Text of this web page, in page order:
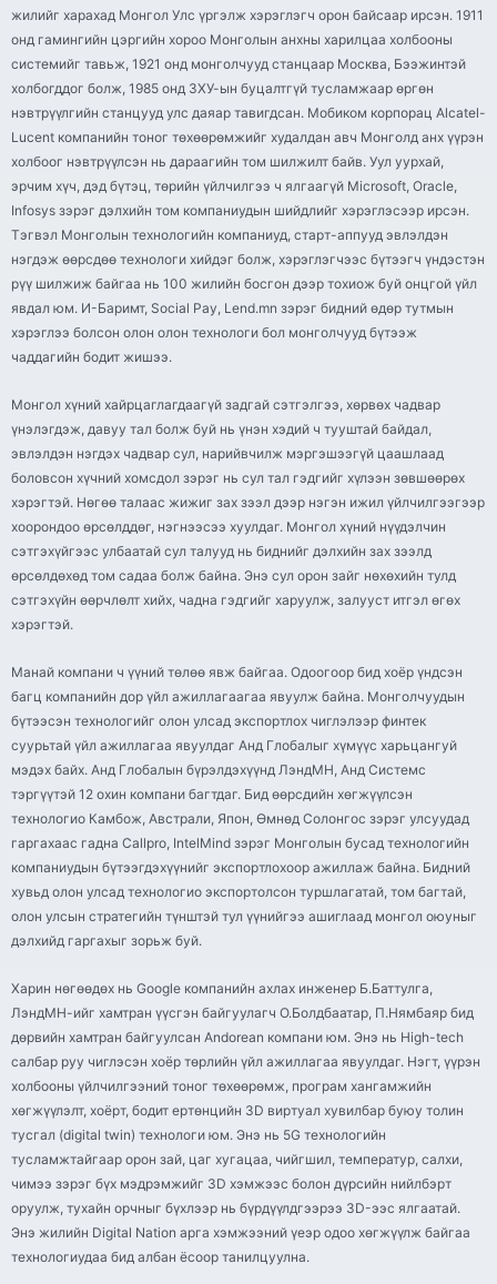
жилийг харахад Монгол Улс үргэлж хэрэглэгч орон байсаар ирсэн. 1911
онд гамингийн цэргийн хороо Монголын анхны харилцаа холбооны
системийг тавьж, 1921 онд монголчууд станцаар Москва, Бээжинтэй
холбогддог болж, 1985 онд ЗХУ-ын буцалтгүй тусламжаар өргөн
нэвтрүүлгийн станцууд улс даяар тавигдсан. Мобиком корпорац Alcatel-
Lucent компанийн тоног төхөөрөмжийг худалдан авч Монголд анх үүрэн
холбоог нэвтрүүлсэн нь дараагийн том шилжилт байв. Уул уурхай,
эрчим хүч, дэд бүтэц, төрийн үйлчилгээ ч ялгаагүй Microsoft, Oracle,
Infosys зэрэг дэлхийн том компаниудын шийдлийг хэрэглэсээр ирсэн.
Тэгвэл Монголын технологийн компаниуд, старт-аппууд эвлэлдэн
нэгдэж өөрсдөө технологи хийдэг болж, хэрэглэгчээс бүтээгч үндэстэн
рүү шилжиж байгаа нь 100 жилийн босгон дээр тохиож буй онцгой үйл
явдал юм. И-Баримт, Social Pay, Lend.mn зэрэг бидний өдөр тутмын
хэрэглээ болсон олон олон технологи бол монголчууд бүтээж
чаддагийн бодит жишээ.
Монгол хүний хайрцаглагдаагүй задгай сэтгэлгээ, хөрвөх чадвар
үнэлэгдэж, давуу тал болж буй нь үнэн хэдий ч тууштай байдал,
эвлэлдэн нэгдэх чадвар сул, нарийвчилж мэргэшээгүй цаашлаад
боловсон хүчний хомсдол зэрэг нь сул тал гэдгийг хүлээн зөвшөөрөх
хэрэгтэй. Нөгөө талаас жижиг зах зээл дээр нэгэн ижил үйлчилгээгээр
хоорондоо өрсөлддөг, нэгнээсээ хуулдаг. Монгол хүний нүүдэлчин
сэтгэхүйгээс улбаатай сул талууд нь биднийг дэлхийн зах зээлд
өрсөлдөхөд том садаа болж байна. Энэ сул орон зайг нөхөхийн тулд
сэтгэхүйн өөрчлөлт хийх, чадна гэдгийг харуулж, залууст итгэл өгөх
хэрэгтэй.
Манай компани ч үүний төлөө явж байгаа. Одоогоор бид хоёр үндсэн
багц компанийн дор үйл ажиллагаагаа явуулж байна. Монголчуудын
бүтээсэн технологийг олон улсад экспортлох чиглэлээр финтек
суурьтай үйл ажиллагаа явуулдаг Анд Глобалыг хүмүүс харьцангуй
мэдэх байх. Анд Глобалын бүрэлдэхүүнд ЛэндМН, Анд Системс
тэргүүтэй 12 охин компани багтдаг. Бид өөрсдийн хөгжүүлсэн
технологио Камбож, Австрали, Япон, Өмнөд Солонгос зэрэг улсуудад
гаргахаас гадна Callpro, IntelMind зэрэг Монголын бусад технологийн
компаниудын бүтээгдэхүүнийг экспортлохоор ажиллаж байна. Бидний
хувьд олон улсад технологио экспортолсон туршлагатай, том багтай,
олон улсын стратегийн түнштэй тул үүнийгээ ашиглаад монгол оюуныг
дэлхийд гаргахыг зорьж буй.
Харин нөгөөдөх нь Google компанийн ахлах инженер Б.Баттулга,
ЛэндМН-ийг хамтран үүсгэн байгуулагч О.Болдбаатар, П.Нямбаяр бид
дөрвийн хамтран байгуулсан Andorean компани юм. Энэ нь High-tech
салбар руу чиглэсэн хоёр төрлийн үйл ажиллагаа явуулдаг. Нэгт, үүрэн
холбооны үйлчилгээний тоног төхөөрөмж, програм хангамжийн
хөгжүүлэлт, хоёрт, бодит ертөнцийн 3D виртуал хувилбар буюу толин
тусгал (digital twin) технологи юм. Энэ нь 5G технологийн
тусламжтайгаар орон зай, цаг хугацаа, чийгшил, температур, салхи,
чимээ зэрэг бүх мэдрэмжийг 3D хэмжээс болон дүрсийн нийлбэрт
оруулж, тухайн орчныг бүхлээр нь бүрдүүлдгээрээ 3D-ээс ялгаатай.
Энэ жилийн Digital Nation арга хэмжээний үеэр одоо хөгжүүлж байгаа
технологиудаа бид албан ёсоор танилцуулна.